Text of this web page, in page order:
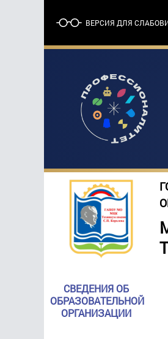
ВЕРСИЯ ДЛЯ
СВЕДЕНИЯ ОБ
ОБРАЗОВАТЕЛЬНОЙ
ОРГАНИЗАЦИИ